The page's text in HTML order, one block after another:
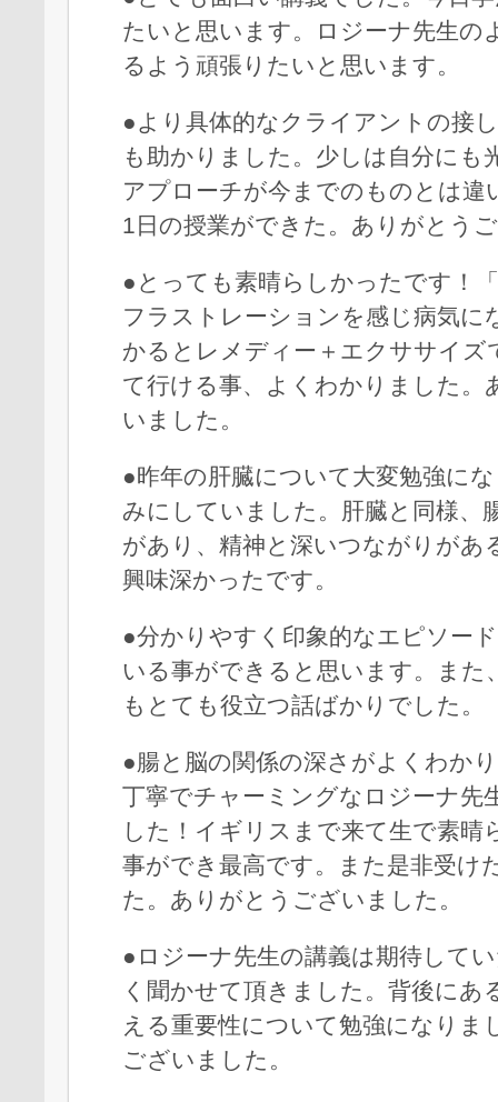
たいと思います。ロジーナ先生の
るよう頑張りたいと思います。
●より具体的なクライアントの接
も助かりました。少しは自分にも
アプローチが今までのものとは違
1日の授業ができた。ありがとう
●とっても素晴らしかったです！
フラストレーションを感じ病気に
かるとレメディー＋エクササイズ
て行ける事、よくわかりました。
いました。
●昨年の肝臓について大変勉強に
みにしていました。肝臓と同様、
があり、精神と深いつながりがあ
興味深かったです。
●分かりやすく印象的なエピソー
いる事ができると思います。また
もとても役立つ話ばかりでした。
●腸と脳の関係の深さがよくわか
丁寧でチャーミングなロジーナ先
した！イギリスまで来て生で素晴
事ができ最高です。また是非受け
た。ありがとうございました。
●ロジーナ先生の講義は期待して
く聞かせて頂きました。背後にあ
える重要性について勉強になりま
ございました。